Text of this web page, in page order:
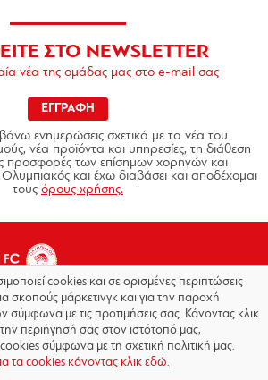
ΣΤΟ NEWSLETTER
νέα της ομάδας μας στο e-mail σας
ΕΓΓΡΑΦΗ
ενημερώσεις σχετικά με τα νέα του
νέα προϊόντα και υπηρεσίες, τη διάθεση
προσφορές των επίσημων χορηγών και
και έχω διαβάσει και αποδέχομαι
τους όρους χρήσης.
Απορρήτου|Πολιτική
cookies και σε ορισμένες περιπτώσεις
σκοπούς μάρκετινγκ και για την παροχή
σύμφωνα με τις προτιμήσεις σας. Κάνοντας κλικ
περιήγησή σας στον ιστότοπό μας,
σύμφωνα με τη σχετική πολιτική μας.
τα cookies κάνοντας κλικ εδώ.